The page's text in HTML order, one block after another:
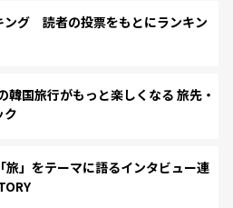
ング 読者の投票をもとにランキン
国旅行がもっと楽しくなる 旅先・
ク
旅」をテーマに語るインタビュー連